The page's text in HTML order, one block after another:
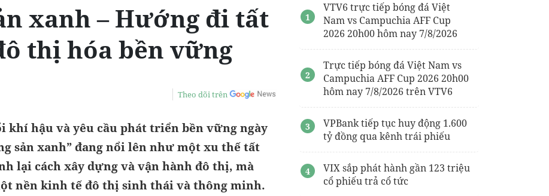
xanh – Hướng đi tất
thị hóa bền vững
Theo dõi trên
khí hậu và yêu cầu phát triển bền vững ngày
sản xanh” đang nổi lên như một xu thế tất
lại cách xây dựng và vận hành đô thị, mà
nền kinh tế đô thị sinh thái và thông minh.
VTV6 trực tiếp bóng đá Việt
Nam vs Campuchia AFF Cup
2026 20h00 hôm nay 7/8/2026
Trực tiếp bóng đá Việt Nam vs
Campuchia AFF Cup 2026 20h00
hôm nay 7/8/2026 trên VTV6
VPBank tiếp tục huy động 1.600
tỷ đồng qua kênh trái phiếu
VIX sắp phát hành gần 123 triệu
cổ phiếu trả cổ tức